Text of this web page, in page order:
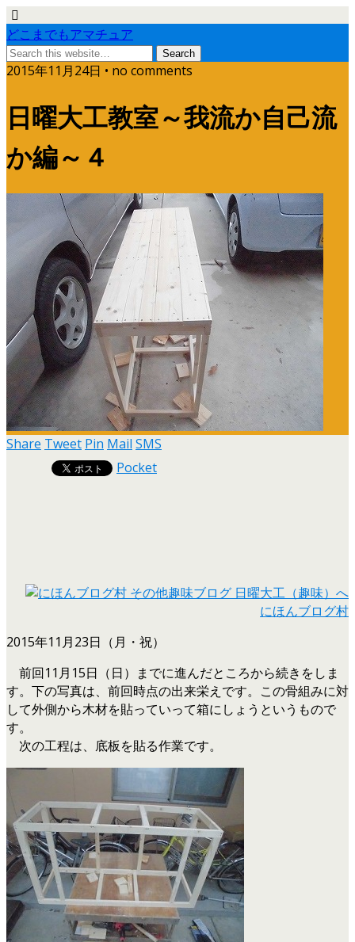
どこまでもアマチュア
2015年11月24日 • no comments
日曜大工教室～我流か自己流
か編～４
Share Tweet Pin Mail SMS
Pocket
にほんブログ村
2015年11月23日（月・祝）
前回11月15日（日）までに進んだところから続きをしま
す。下の写真は、前回時点の出来栄えです。この骨組みに対
して外側から木材を貼っていって箱にしょうというもので
す。
次の工程は、底板を貼る作業です。